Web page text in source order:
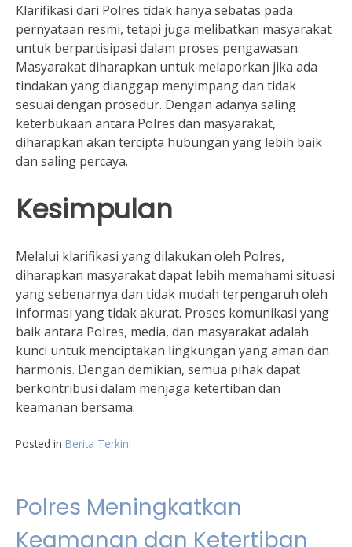
Klarifikasi dari Polres tidak hanya sebatas pada
pernyataan resmi, tetapi juga melibatkan masyarakat
untuk berpartisipasi dalam proses pengawasan.
Masyarakat diharapkan untuk melaporkan jika ada
tindakan yang dianggap menyimpang dan tidak
sesuai dengan prosedur. Dengan adanya saling
keterbukaan antara Polres dan masyarakat,
diharapkan akan tercipta hubungan yang lebih baik
dan saling percaya.
Kesimpulan
Melalui klarifikasi yang dilakukan oleh Polres,
diharapkan masyarakat dapat lebih memahami situasi
yang sebenarnya dan tidak mudah terpengaruh oleh
informasi yang tidak akurat. Proses komunikasi yang
baik antara Polres, media, dan masyarakat adalah
kunci untuk menciptakan lingkungan yang aman dan
harmonis. Dengan demikian, semua pihak dapat
berkontribusi dalam menjaga ketertiban dan
keamanan bersama.
Posted in Berita Terkini
Polres Meningkatkan
Keamanan dan Ketertiban